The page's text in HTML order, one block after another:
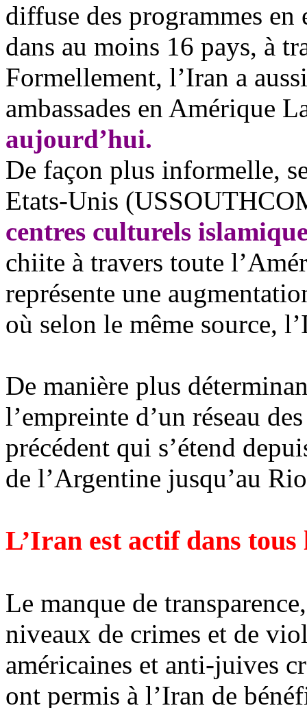
diffuse des programmes
dans au moins 16 pays, à
Formellement, l’Iran a
ambassades en Amérique
aujourd’hui.
De façon plus informelle,
Etats-Unis
centres culturels
chiite à travers toute
représente une
où selon le même source,
De manière plus
l’empreinte d’un réseau
précédent qui s’étend
de l’Argentine jusqu’au
L’Iran est actif dans tous
Le manque de
niveaux de crimes et de
américaines et anti-juives
ont permis à l’Iran de b